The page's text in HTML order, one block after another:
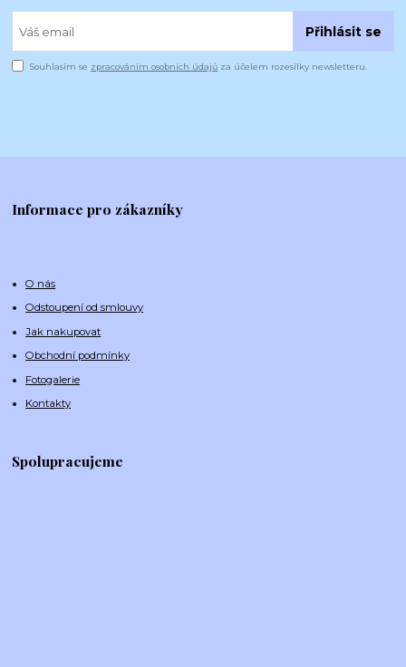
Přihlásit se
Souhlasím se zpracováním osobních údajů za účelem rozesílky newsletteru.
Informace pro zákazníky
O nás
Odstoupení od smlouvy
Jak nakupovat
Obchodní podmínky
Fotogalerie
Kontakty
Spolupracujeme